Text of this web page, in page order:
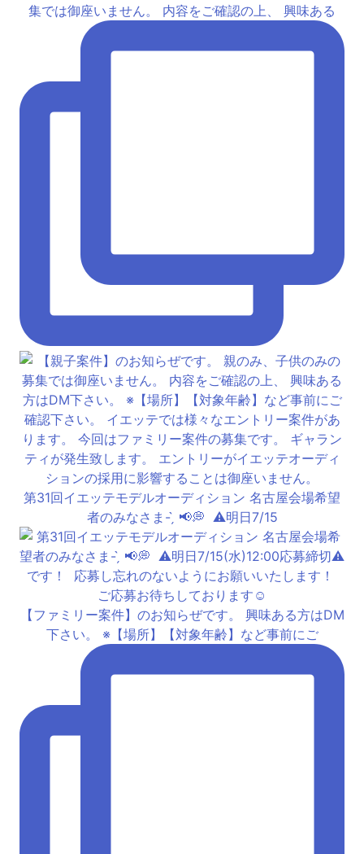
集では御座いません。 内容をご確認の上、 興味ある
第31回イエッテモデルオーディション 名古屋会場希望
者のみなさま- ̗̀ 📢💭 ⁡ ⚠️明日7/15
【ファミリー案件】のお知らぜです。 興味ある方はDM
下さい。 ※【場所】【対象年齢】など事前にご